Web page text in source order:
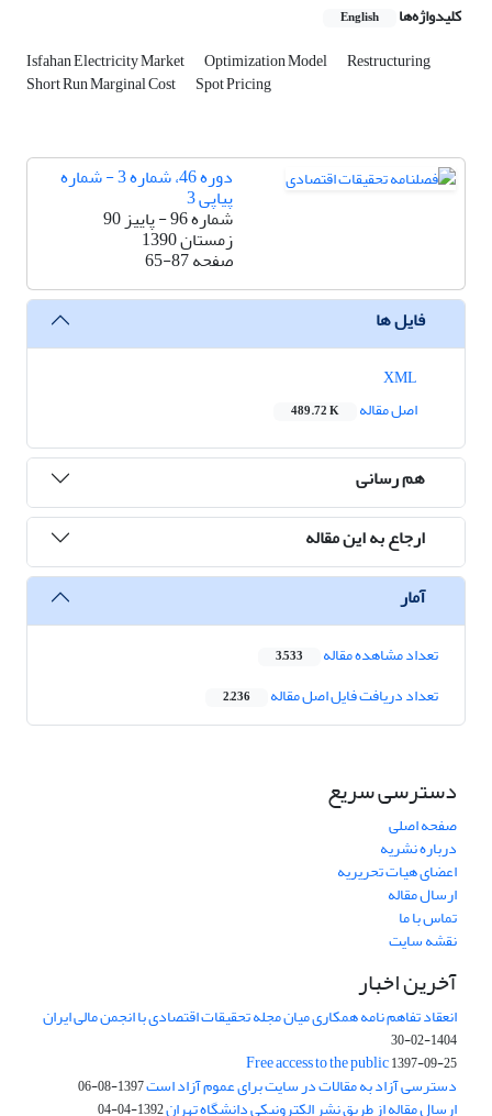
کلیدواژه‌ها English
Isfahan Electricity Market Optimization Model Restructuring
Short Run Marginal Cost Spot Pricing
دوره 46، شماره 3 - شماره
پیاپی 3
شماره 96 - پاییز 90
زمستان 1390
صفحه65-87
فایل ها
اصل مقاله
489.72 K
هم رسانی
ارجاع به این مقاله
آمار
تعداد مشاهده مقاله 3,533
تعداد دریافت فایل اصل مقاله 2,236
دسترسی سریع
صفحه اصلی
درباره نشریه
اعضای هیات تحریریه
ارسال مقاله
تماس با ما
نقشه سایت
آخرین اخبار
انعقاد تفاهم نامه همکاری میان مجله تحقیقات اقتصادی با انجمن مالی ایران
1404-02-30
Free access to the public1397-09-25
دسترسی آزاد به مقالات در سایت برای عموم آزاد است1397-08-06
ارسال مقاله از طریق نشر الکترونیکی دانشگاه تهران1392-04-04